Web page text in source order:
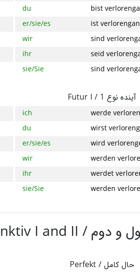
du
bist
er/sie/es
ist
wir
sind
ihr
seid
sie/Sie
sind
Futur I / آینده نوع 1
ich
werde
du
wirst
er/sie/es
wird
wir
werden
ihr
werdet
sie/Sie
werden
I and II / و دوم
Perfekt / حال کامل